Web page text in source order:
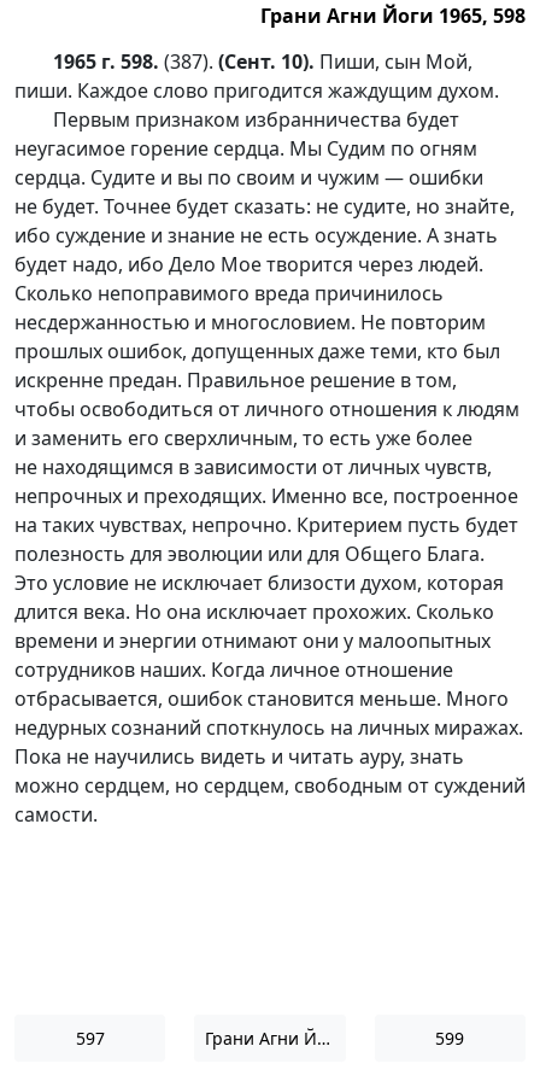
Грани Агни Йоги 1965, 598
1965 г. 598. (387). (Сент. 10). Пиши, сын Мой,
пиши. Каждое слово пригодится жаждущим духом.
Первым признаком избранничества будет
неугасимое горение сердца. Мы Судим по огням
сердца. Судите и вы по своим и чужим — ошибки
не будет. Точнее будет сказать: не судите, но знайте,
ибо суждение и знание не есть осуждение. А знать
будет надо, ибо Дело Мое творится через людей.
Сколько непоправимого вреда причинилось
несдержанностью и многословием. Не повторим
прошлых ошибок, допущенных даже теми, кто был
искренне предан. Правильное решение в том,
чтобы освободиться от личного отношения к людям
и заменить его сверхличным, то есть уже более
не находящимся в зависимости от личных чувств,
непрочных и преходящих. Именно все, построенное
на таких чувствах, непрочно. Критерием пусть будет
полезность для эволюции или для Общего Блага.
Это условие не исключает близости духом, которая
длится века. Но она исключает прохожих. Сколько
времени и энергии отнимают они у малоопытных
сотрудников наших. Когда личное отношение
отбрасывается, ошибок становится меньше. Много
недурных сознаний споткнулось на личных миражах.
Пока не научились видеть и читать ауру, знать
можно сердцем, но сердцем, свободным от суждений
самости.
597 Грани Агни Йоги 1965 599